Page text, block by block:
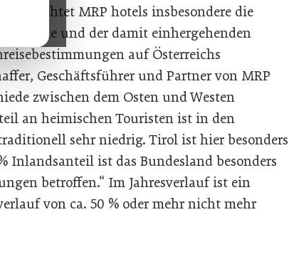
betrachtet MRP hotels insbesondere die
und der damit einhergehenden
auf Österreichs
Geschäftsführer und Partner von MRP
zwischen dem Osten und Westen
an heimischen Touristen ist in den
sehr niedrig. Tirol ist hier besonders
Inlandsanteil ist das Bundesland besonders
betroffen.“ Im Jahresverlauf ist ein
von ca. 50 % oder mehr nicht mehr